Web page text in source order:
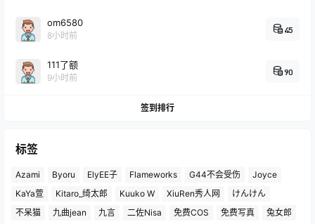
om6580
8小时前
45
111了额
9小时前
90
签到排行
标签
Azami Byoru ElyEE子 Flameworks G44不会受伤
Joyce
KaYa萱
Kitaro_绮太郎 Kuuko W XiuRen秀人网
けんけん
不呆猫
九曲jean 九言 二佐Nisa 免费COS 免费写真
兔女郎